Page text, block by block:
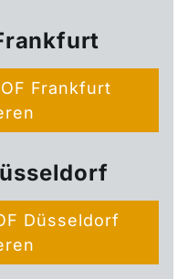
Frankfurt
Düsseldorf